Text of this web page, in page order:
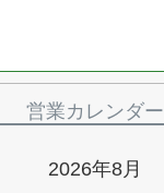
営業カレンダー
2026年8月